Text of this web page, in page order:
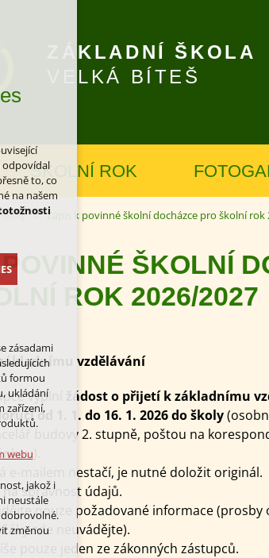
ZÁKLADNÍ ŠKOLA
VELKÁ BÍTEŠ
ŠKOLNÍ ROK
Zápis k povinné školní docházce pro školní rok
ŠKOLNÍ
ROK 2026/2027
vzdělávání
vyplní
žádost o přijetí k základnímu
od 1. 1. do 16. 1. 2026do školy
budovy 2. stupně, poštou na
e-mailem nestačí, je nutné doložit originál.
správnost údajů.
pouze požadované informace
zde neuvádějte).
pouze jeden ze zákonných zástupců.
odpovídal
to, co
na našem
apod.
webu
zásadami
formou
ukládání
zařízení,
webu
jakož i
neustále
změnou